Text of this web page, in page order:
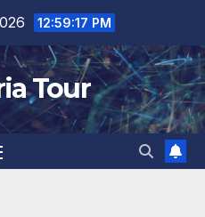
12:59:18 PM
Tour